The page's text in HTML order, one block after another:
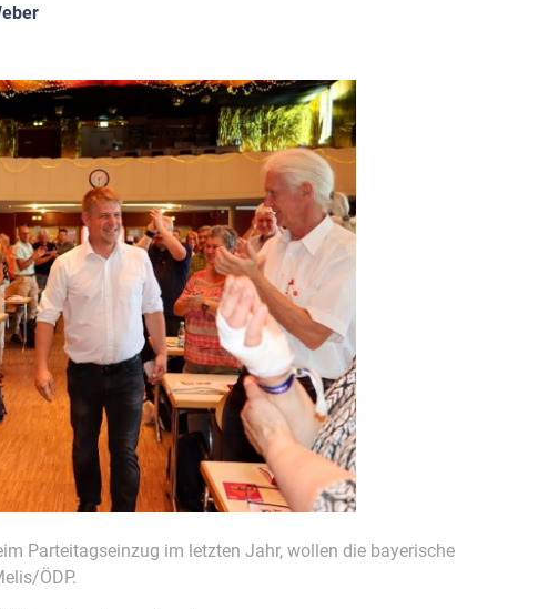
Parteitagseinzug im letzten Jahr, wollen die bayerische
ÖDP.